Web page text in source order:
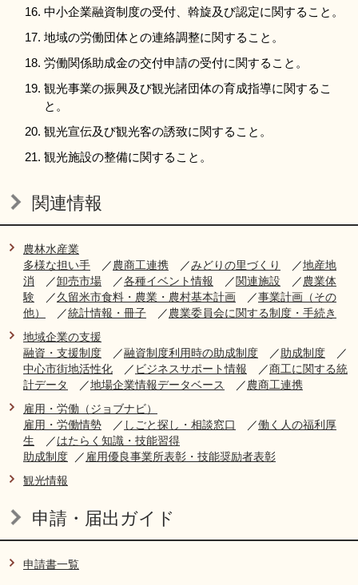
中小企業融資制度の受付、斡旋及び認定に関すること。
地域の労働団体との連絡調整に関すること。
労働関係助成金の交付申請の受付に関すること。
観光事業の振興及び観光諸団体の育成指導に関するこ
と。
観光宣伝及び観光客の誘致に関すること。
観光施設の整備に関すること。
関連情報
農林水産業
多様な担い手 ／ 農商工連携 ／みどりの里づくり ／地産地
消 ／卸売市場 ／各種イベント情報 ／ 関連施設 ／ 農業体
験 ／ 久留米市食料・農業・農村基本計画 ／事業計画（その
他）
／統計情報・冊子 ／ 農業委員会に関する制度・手続き
地域企業の支援
融資・支援制度 ／融資制度利用時の助成制度 ／助成制度 ／
中心市街地活性化 ／ ビジネスサポート情報 ／商工に関する統
計データ
／地場企業情報データベース ／ 農商工連携
雇用・労働（ジョブナビ）
雇用・労働情勢 ／ しごと探し・相談窓口 ／働く人の福利厚
生 ／ はたらく知識・技能習得
助成制度 ／ 雇用優良事業所表彰・技能奨励者表彰
観光情報
申請・届出ガイド
申請書一覧